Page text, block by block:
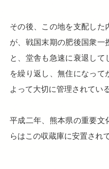
その後、この地を支配した
が、戦国末期の肥後国衆一
と、堂舎も急速に衰退して
を繰り返し、無住になって
よって大切に管理されている
平成二年、熊本県の重要文
らはこの収蔵庫に安置され